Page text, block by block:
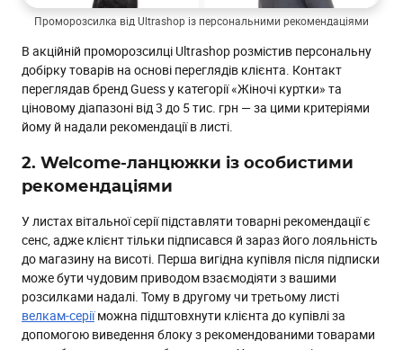
Проморозсилка від Ultrashop із персональними рекомендаціями
В акційній проморозсилці Ultrashop розмістив персональну
добірку товарів на основі переглядів клієнта. Контакт
переглядав бренд Guess у категорії «Жіночі куртки» та
ціновому діапазоні від 3 до 5 тис. грн — за цими критеріями
йому й надали рекомендації в листі.
2. Welcome-ланцюжки із особистими
рекомендаціями
У листах вітальної серії підставляти товарні рекомендації є
сенс, адже клієнт тільки підписався й зараз його лояльність
до магазину на висоті. Перша вигідна купівля після підписки
може бути чудовим приводом взаємодіяти з вашими
розсилками надалі. Тому в другому чи третьому листі
велкам-серіїможна підштовхнути клієнта до купівлі за
допомогою виведення блоку з рекомендованими товарами